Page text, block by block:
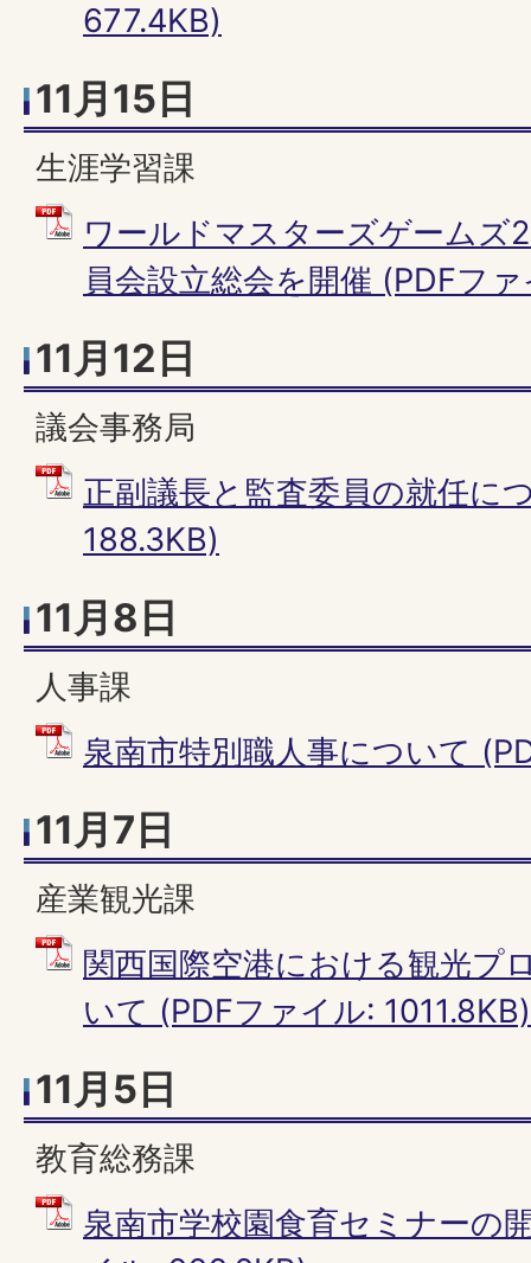
677.4KB)
11月15日
生涯学習課
ワールドマスターズゲームズ
員会設立総会を開催 (PDFフ
11月12日
議会事務局
正副議長と監査委員の就任に
188.3KB)
11月8日
人事課
泉南市特別職人事について
11月7日
産業観光課
関西国際空港における観光プ
いて (PDFファイル: 1011.8KB)
11月5日
教育総務課
泉南市学校園食育セミナーの